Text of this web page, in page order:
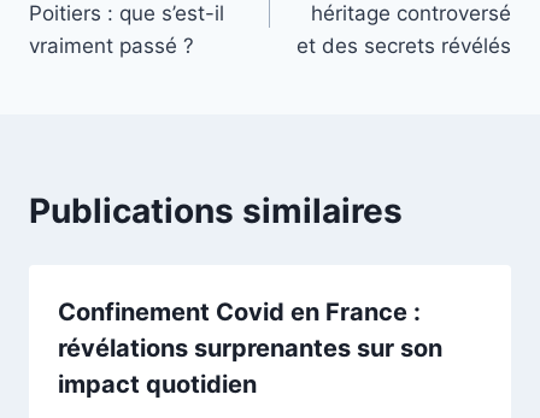
l’article
Poitiers : que s’est-il
vraiment passé ?
héritage controversé
et des secrets révélés
Publications similaires
Confinement Covid en France :
révélations surprenantes sur son
impact quotidien